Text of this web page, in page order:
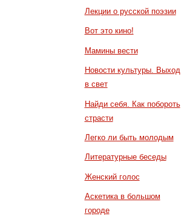
Лекции о русской поэзии
Вот это кино!
Мамины вести
Новости культуры. Выход
в свет
Найди себя. Как побороть
страсти
Легко ли быть молодым
Литературные беседы
Женский голос
Аскетика в большом
городе